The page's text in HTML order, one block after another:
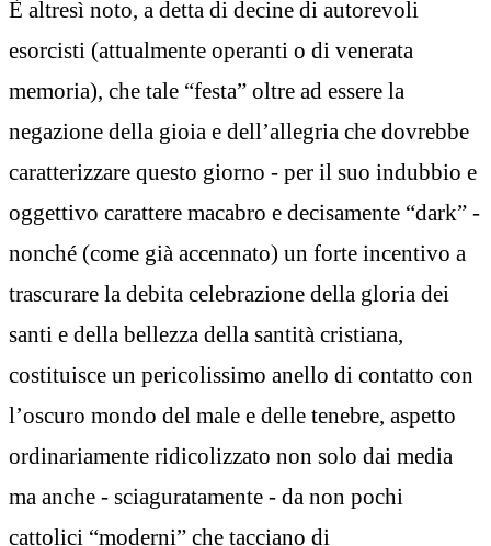
È altresì noto, a detta di decine di autorevoli
esorcisti (attualmente operanti o di venerata
memoria), che tale “festa” oltre ad essere la
negazione della gioia e dell’allegria che dovrebbe
caratterizzare questo giorno - per il suo indubbio e
oggettivo carattere macabro e decisamente “dark” -
nonché (come già accennato) un forte incentivo a
trascurare la debita celebrazione della gloria dei
santi e della bellezza della santità cristiana,
costituisce un pericolissimo anello di contatto con
l’oscuro mondo del male e delle tenebre, aspetto
ordinariamente ridicolizzato non solo dai media
ma anche - sciaguratamente - da non pochi
cattolici “moderni” che tacciano di